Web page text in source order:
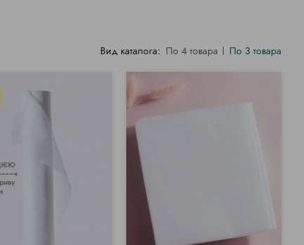
Вид каталога: По 4 товара По 3 товара